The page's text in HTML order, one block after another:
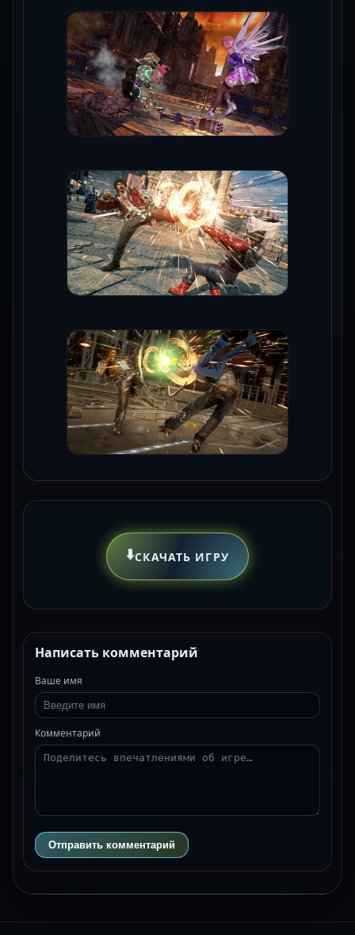
⬇️СКАЧАТЬ ИГРУ
Написать комментарий
Ваше имя
Комментарий
Отправить комментарий